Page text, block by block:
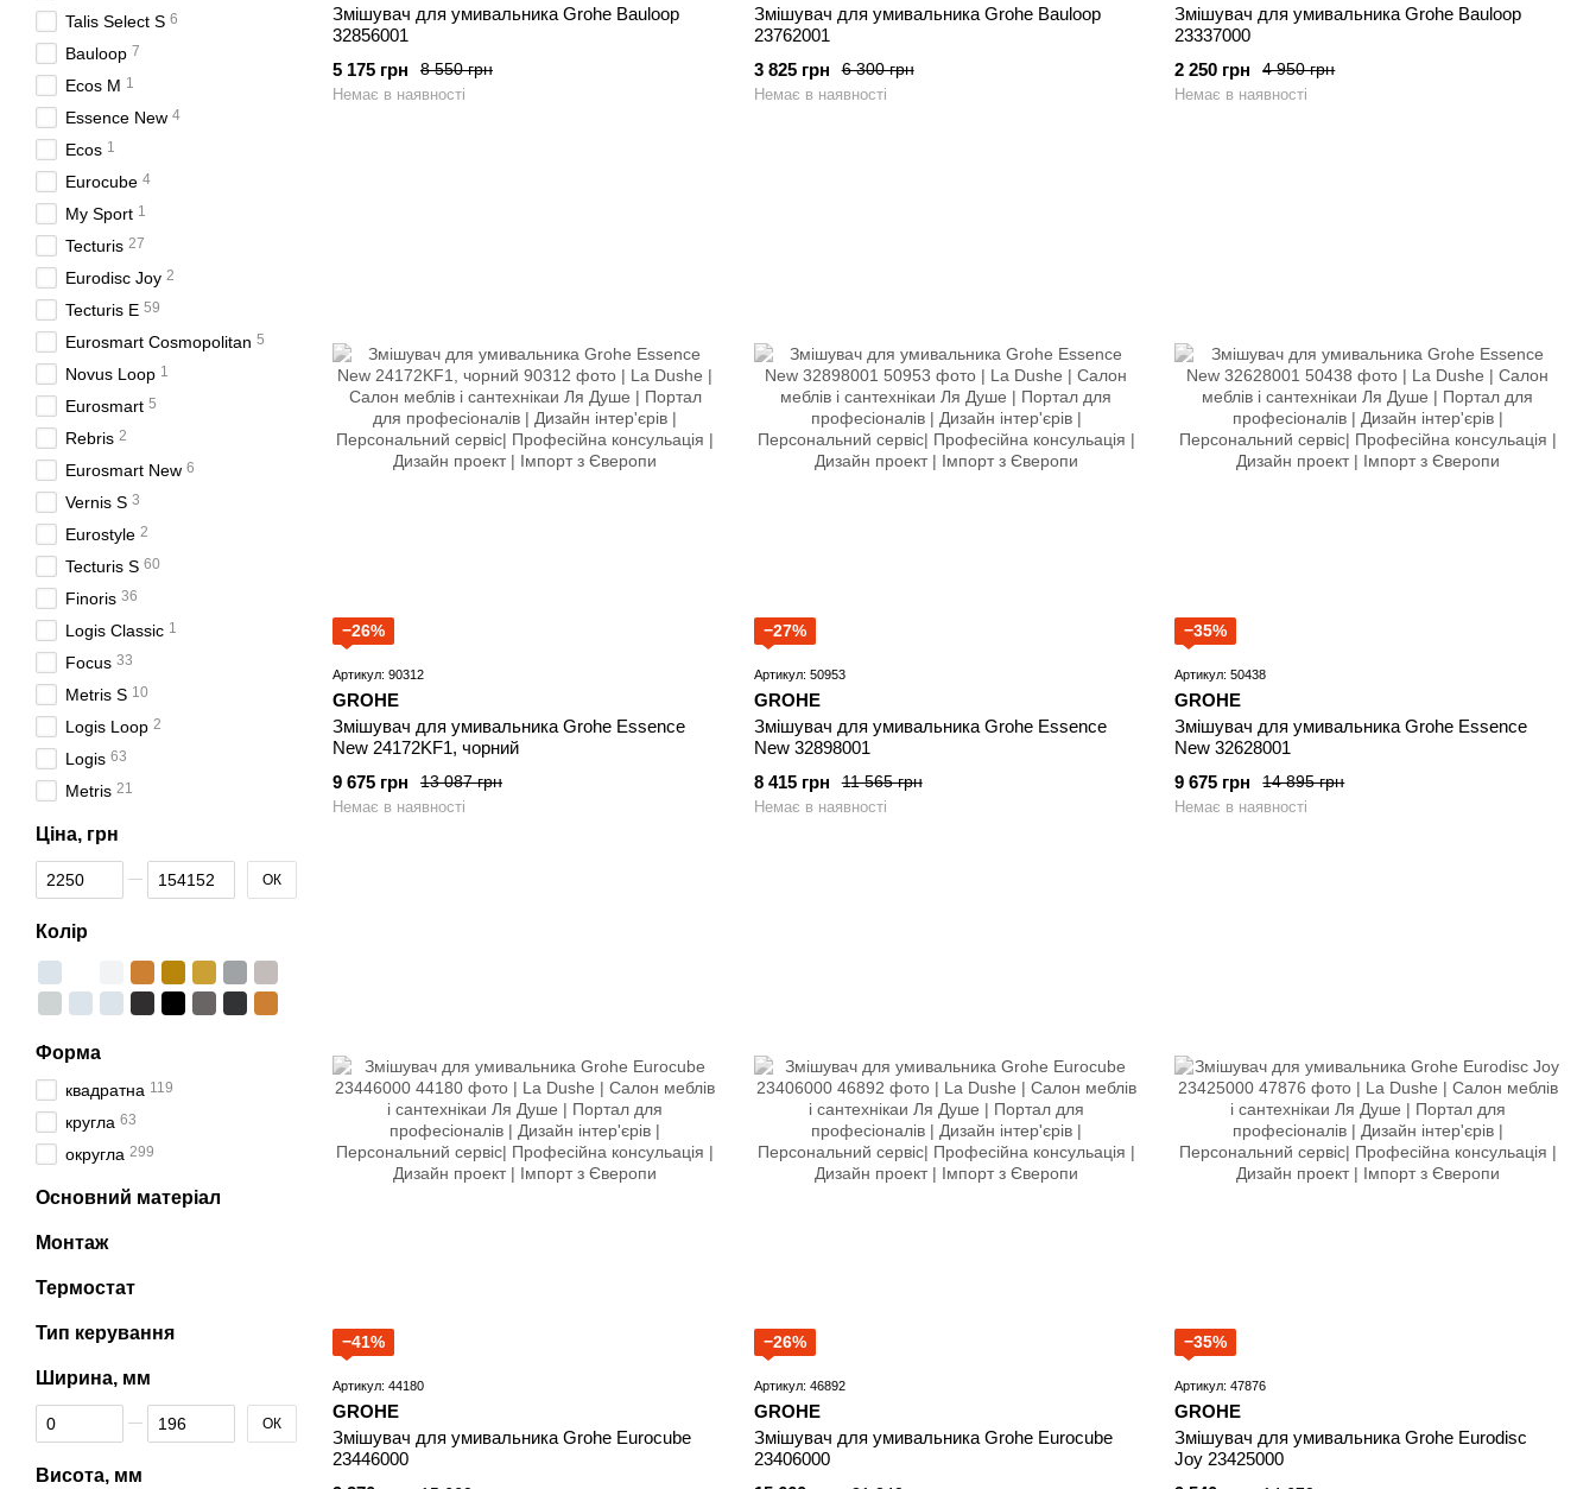
Змішувач для умивальника Grohe Bauloop
32856001
8 550 грн
5 175 грн
Немає в наявності
Змішувач для умивальника Grohe Bauloop
23762001
6 300 грн
3 825 грн
Немає в наявності
Змішувач для умивальника Grohe Bauloop
23337000
4 950 грн
2 250 грн
Немає в наявності
−26%
Артикул: 90312
GROHE
Змішувач для умивальника Grohe Essence
New 24172KF1, чорний
13 087 грн
9 675 грн
Немає в наявності
−27%
Артикул: 50953
GROHE
Змішувач для умивальника Grohe Essence
New 32898001
11 565 грн
8 415 грн
Немає в наявності
−35%
Артикул: 50438
GROHE
Змішувач для умивальника Grohe Essence
New 32628001
14 895 грн
9 675 грн
Немає в наявності
−41%
Артикул: 44180
GROHE
Змішувач для умивальника Grohe Eurocube
23446000
−26%
Артикул: 46892
GROHE
Змішувач для умивальника Grohe Eurocube
23406000
−35%
Артикул: 47876
GROHE
Змішувач для умивальника Grohe Eurodisc
Joy 23425000
Talis Select S 6
Bauloop 7
Ecos M 1
Essence New 4
Ecos 1
Eurocube 4
My Sport 1
Tecturis 27
Eurodisc Joy 2
Tecturis E 59
Eurosmart Cosmopolitan 5
Novus Loop 1
Eurosmart 5
Rebris 2
Eurosmart New 6
Vernis S 3
Eurostyle 2
Tecturis S 60
Finoris 36
Logis Classic 1
Focus 33
Metris S 10
Logis Loop 2
Logis 63
Metris 21
Ціна, грн
Від Ціна, грн
До Ціна, грн ОК
Колір
Форма
квадратна 119
кругла 63
округла 299
Основний матеріал
Монтаж
Термостат
Тип керування
Ширина, мм
Від Ширина, мм
До Ширина, мм ОК
Висота, мм